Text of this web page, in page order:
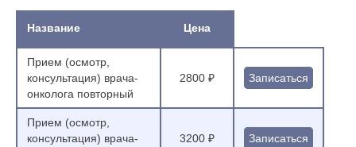
Название Цена
Прием (осмотр,
консультация) врача-
онколога повторный
2800 ₽ Записаться
Прием (осмотр,
консультация) врача-
3200 ₽ Записаться